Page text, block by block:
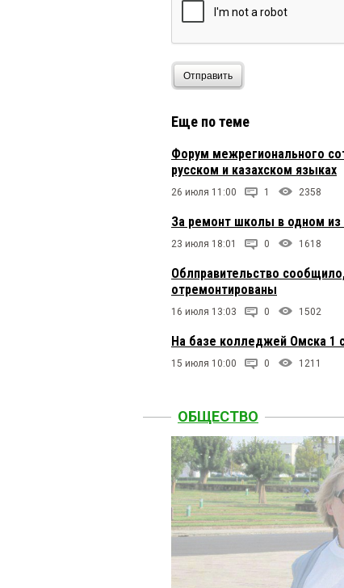
Отправить
Еще по теме
Форум межрегионального
русском и казахском языках
26 июля 11:00 1 2358
За ремонт школы в одном из
23 июля 18:01 0 1618
Облправительство
отремонтированы
16 июля 13:03 0 1502
На базе колледжей Омска 1
15 июля 10:00 0 1211
ОБЩЕСТВО